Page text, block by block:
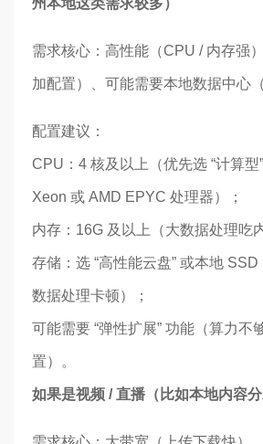
州本地这类需求较多）
需求核心：高性能（CPU / 内存强
加配置）、可能需要本地数据中心
配置建议：
CPU：4 核及以上（优先选 “计算型
Xeon 或 AMD EPYC 处理器）；
内存：16G 及以上（大数据处理吃
存储：选 “高性能云盘” 或本地
数据处理卡顿）；
可能需要 “弹性扩展” 功能（算力不
置）。
如果是视频 / 直播（比如本地内容分